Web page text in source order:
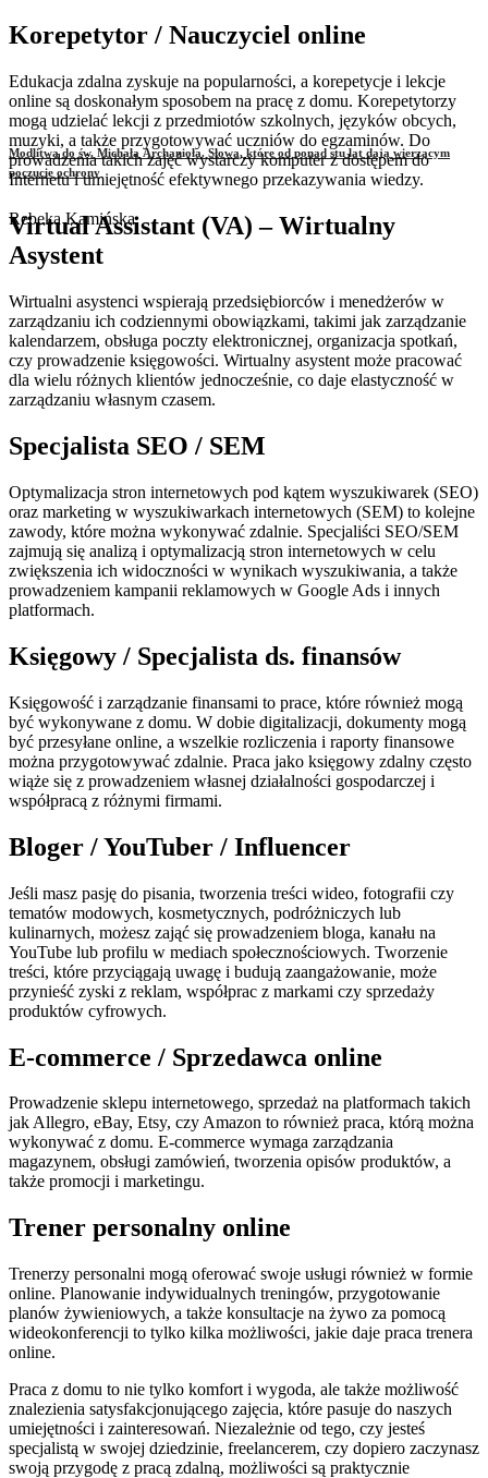
Modlitwa do św. Michała Archanioła. Słowa, które od ponad stu lat dają wierzącym
poczucie ochrony
Rebeka Kamińska
Korepetytor / Nauczyciel online
Edukacja zdalna zyskuje na popularności, a korepetycje i lekcje
online są doskonałym sposobem na pracę z domu. Korepetytorzy
mogą udzielać lekcji z przedmiotów szkolnych, języków obcych,
muzyki, a także przygotowywać uczniów do egzaminów. Do
prowadzenia takich zajęć wystarczy komputer z dostępem do
Internetu i umiejętność efektywnego przekazywania wiedzy.
Virtual Assistant (VA) – Wirtualny
Asystent
Wirtualni asystenci wspierają przedsiębiorców i menedżerów w
zarządzaniu ich codziennymi obowiązkami, takimi jak zarządzanie
kalendarzem, obsługa poczty elektronicznej, organizacja spotkań,
czy prowadzenie księgowości. Wirtualny asystent może pracować
dla wielu różnych klientów jednocześnie, co daje elastyczność w
zarządzaniu własnym czasem.
Specjalista SEO / SEM
Optymalizacja stron internetowych pod kątem wyszukiwarek (SEO)
oraz marketing w wyszukiwarkach internetowych (SEM) to kolejne
zawody, które można wykonywać zdalnie. Specjaliści SEO/SEM
zajmują się analizą i optymalizacją stron internetowych w celu
zwiększenia ich widoczności w wynikach wyszukiwania, a także
prowadzeniem kampanii reklamowych w Google Ads i innych
platformach.
Księgowy / Specjalista ds. finansów
Księgowość i zarządzanie finansami to prace, które również mogą
być wykonywane z domu. W dobie digitalizacji, dokumenty mogą
być przesyłane online, a wszelkie rozliczenia i raporty finansowe
można przygotowywać zdalnie. Praca jako księgowy zdalny często
wiąże się z prowadzeniem własnej działalności gospodarczej i
współpracą z różnymi firmami.
Bloger / YouTuber / Influencer
Jeśli masz pasję do pisania, tworzenia treści wideo, fotografii czy
tematów modowych, kosmetycznych, podróżniczych lub
kulinarnych, możesz zająć się prowadzeniem bloga, kanału na
YouTube lub profilu w mediach społecznościowych. Tworzenie
treści, które przyciągają uwagę i budują zaangażowanie, może
przynieść zyski z reklam, współprac z markami czy sprzedaży
produktów cyfrowych.
E-commerce / Sprzedawca online
Prowadzenie sklepu internetowego, sprzedaż na platformach takich
jak Allegro, eBay, Etsy, czy Amazon to również praca, którą można
wykonywać z domu. E-commerce wymaga zarządzania
magazynem, obsługi zamówień, tworzenia opisów produktów, a
także promocji i marketingu.
Trener personalny online
Trenerzy personalni mogą oferować swoje usługi również w formie
online. Planowanie indywidualnych treningów, przygotowanie
planów żywieniowych, a także konsultacje na żywo za pomocą
wideokonferencji to tylko kilka możliwości, jakie daje praca trenera
online.
Praca z domu to nie tylko komfort i wygoda, ale także możliwość
znalezienia satysfakcjonującego zajęcia, które pasuje do naszych
umiejętności i zainteresowań. Niezależnie od tego, czy jesteś
specjalistą w swojej dziedzinie, freelancerem, czy dopiero zaczynasz
swoją przygodę z pracą zdalną, możliwości są praktycznie